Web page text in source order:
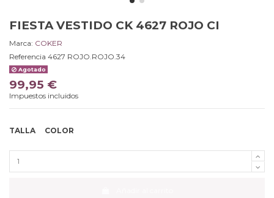
FIESTA VESTIDO CK 4627 ROJO CI
Marca: COKER
Referencia 4627 ROJO.ROJO.34
Agotado
99,95 €
Impuestos incluidos
TALLA COLOR